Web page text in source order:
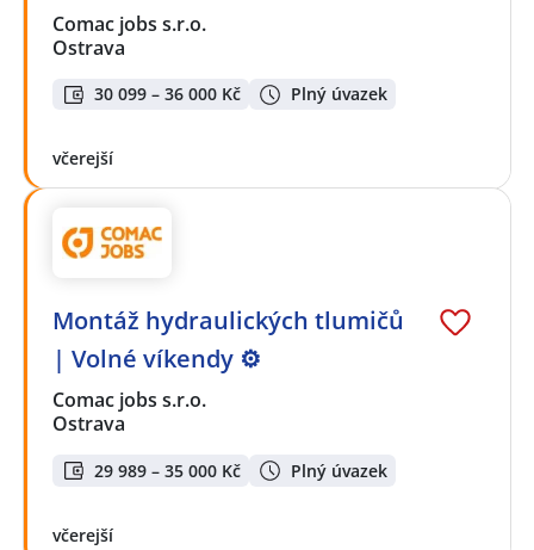
Comac jobs s.r.o.
Ostrava
30 099 – 36 000 Kč Plný úvazek
včerejší
Montáž hydraulických tlumičů
| Volné víkendy ⚙️
Comac jobs s.r.o.
Ostrava
29 989 – 35 000 Kč Plný úvazek
včerejší